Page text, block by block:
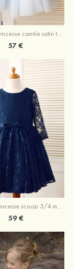
Trapèze/princesse carrée satin tulle longueur genou robe de fille de fleur
57 €
Trapèze/Princesse scoop 3/4 manches longueur genou dentelle robe de fille de fleur
59 €